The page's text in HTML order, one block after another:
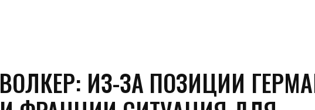
ВОЛКЕР: ИЗ-ЗА ПОЗИЦИИ